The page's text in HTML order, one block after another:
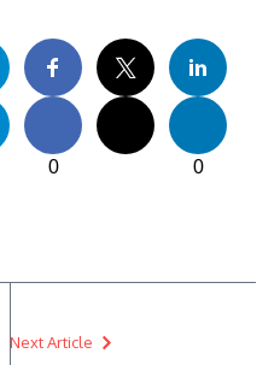
0 0
Next Article